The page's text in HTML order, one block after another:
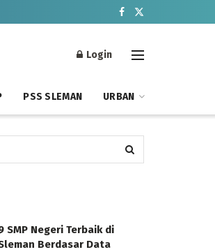
Login
PSS SLEMAN URBAN
SMP Negeri Terbaik di
Berdasar Data